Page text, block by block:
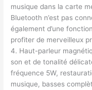
musique dans la carte
Bluetooth n’est pas
également d’une
profiter de merveilleux
4. Haut-parleur
son et de tonalité
fréquence 5W,
musique, basses